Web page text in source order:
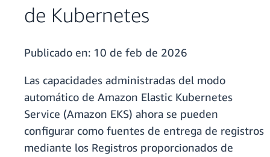
de Kubernetes
Publicado en: 10 de feb de 2026
Las capacidades administradas del modo
automático de Amazon Elastic Kubernetes
Service (Amazon EKS) ahora se pueden
configurar como fuentes de entrega de registros
mediante los Registros proporcionados de